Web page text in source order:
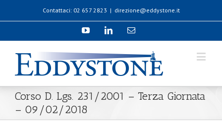
Contattaci: 02 657 2823 | direzione@eddystone.it
Corso D. Lgs. 231/2001 – Terza Giornata
– 09/02/2018